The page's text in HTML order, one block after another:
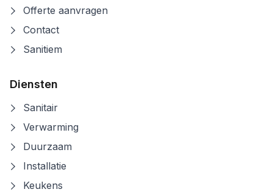
Offerte aanvragen
Contact
Sanitiem
Diensten
Sanitair
Verwarming
Duurzaam
Installatie
Keukens